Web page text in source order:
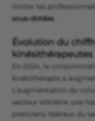
inciter les
sous-dotées.
Évolution du
kinésithérapeutes
En 2024, la
kinésithérapie a
L’augmentation du
secteur entraîne une
praticiens libéraux du